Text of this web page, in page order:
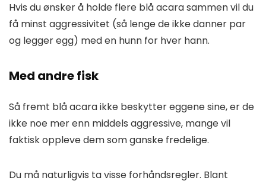
Hvis du ønsker å holde flere blå acara sammen vil du
få minst aggressivitet (så lenge de ikke danner par
og legger egg) med en hunn for hver hann.
Med andre fisk
Så fremt blå acara ikke beskytter eggene sine, er de
ikke noe mer enn middels aggressive, mange vil
faktisk oppleve dem som ganske fredelige.
Du må naturligvis ta visse forhåndsregler. Blant